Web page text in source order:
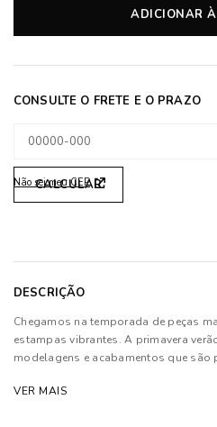
ADICIONAR
Não sei meu CEP
DESCRIÇÃO
Chegamos na temporada de peças
estampas vibrantes. A primavera
modelagens e acabamentos que são
Composição: 79% Algodão, 19%
VER MAIS